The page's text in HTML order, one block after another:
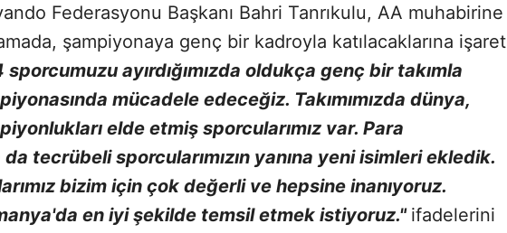
Federasyonu Başkanı Bahri Tanrıkulu, AA muhabirine
şampiyonaya genç bir kadroyla katılacaklarına işaret
sporcumuzu ayırdığımızda oldukça genç bir takımla
mücadele edeceğiz. Takımımızda dünya,
elde etmiş sporcularımız var. Para
tecrübeli sporcularımızın yanına yeni isimleri ekledik.
bizim için çok değerli ve hepsine inanıyoruz.
en iyi şekilde temsil etmek istiyoruz." ifadelerini